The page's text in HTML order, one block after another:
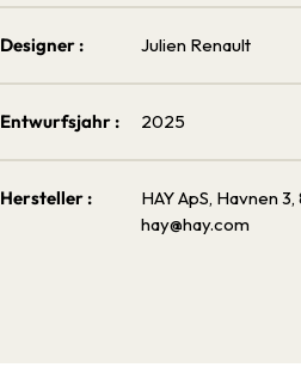
Designer : Julien Renault
Entwurfsjahr : 2025
Hersteller :
HAY ApS, Havnen
hay@hay.com